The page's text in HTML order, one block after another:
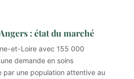
: état du marché
et-Loire avec 155 000
demande en soins
par une population attentive au